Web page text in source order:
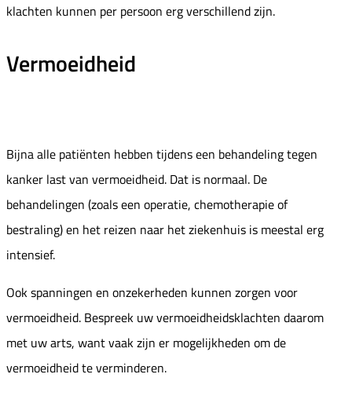
klachten kunnen per persoon erg verschillend zijn.
Vermoeidheid
Bijna alle patiënten hebben tijdens een behandeling tegen
kanker last van vermoeidheid. Dat is normaal. De
behandelingen (zoals een operatie, chemotherapie of
bestraling) en het reizen naar het ziekenhuis is meestal erg
intensief.
Ook spanningen en onzekerheden kunnen zorgen voor
vermoeidheid. Bespreek uw vermoeidheidsklachten daarom
met uw arts, want vaak zijn er mogelijkheden om de
vermoeidheid te verminderen.